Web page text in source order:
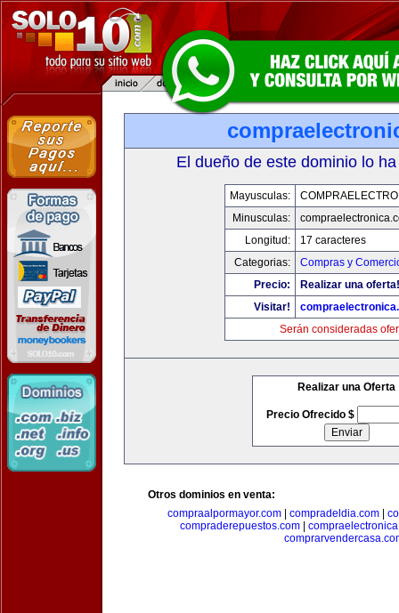
El dueño de este dominio lo
Mayusculas:
Minusculas:
Longitud:
17 caracteres
Categorias:
Compras y
Precio:
Realizar una oferta!
Visitar!
Serán consideradas
Realizar una Oferta
Precio Ofrecido $
Otros dominios en venta:
compraalpormayor.com| compradeldia.com|
compraderepuestos.com|